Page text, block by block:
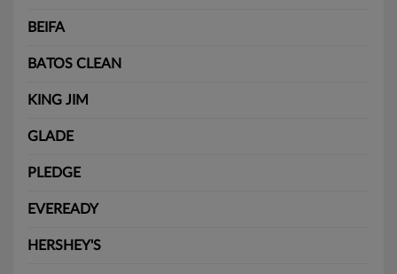
BEIFA
BATOS CLEAN
KING JIM
GLADE
PLEDGE
EVEREADY
HERSHEY'S